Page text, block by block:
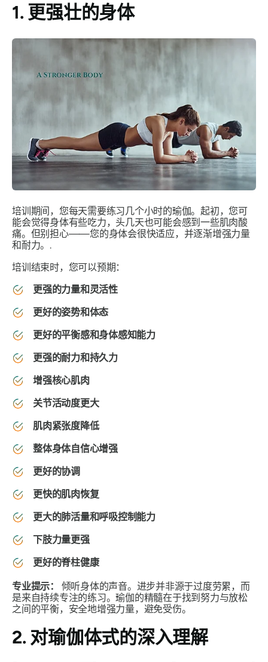
1. 更强壮的身体
培训期间，您每天需要练习几个小时的瑜伽。起初，您可
能会觉得身体有些吃力，头几天也可能会感到一些肌肉酸
痛。但别担心——您的身体会很快适应，并逐渐增强力量
和耐力。.
培训结束时，您可以预期：
更强的力量和灵活性
更好的姿势和体态
更好的平衡感和身体感知能力
更强的耐力和持久力
增强核心肌肉
关节活动度更大
肌肉紧张度降低
整体身体自信心增强
更好的协调
更快的肌肉恢复
更大的肺活量和呼吸控制能力
下肢力量更强
更好的脊柱健康
专业提示：
倾听身体的声音。进步并非源于过度劳累，而
是来自持续专注的练习。瑜伽的精髓在于找到努力与放松
之间的平衡，安全地增强力量，避免受伤。
2. 对瑜伽体式的深入理解